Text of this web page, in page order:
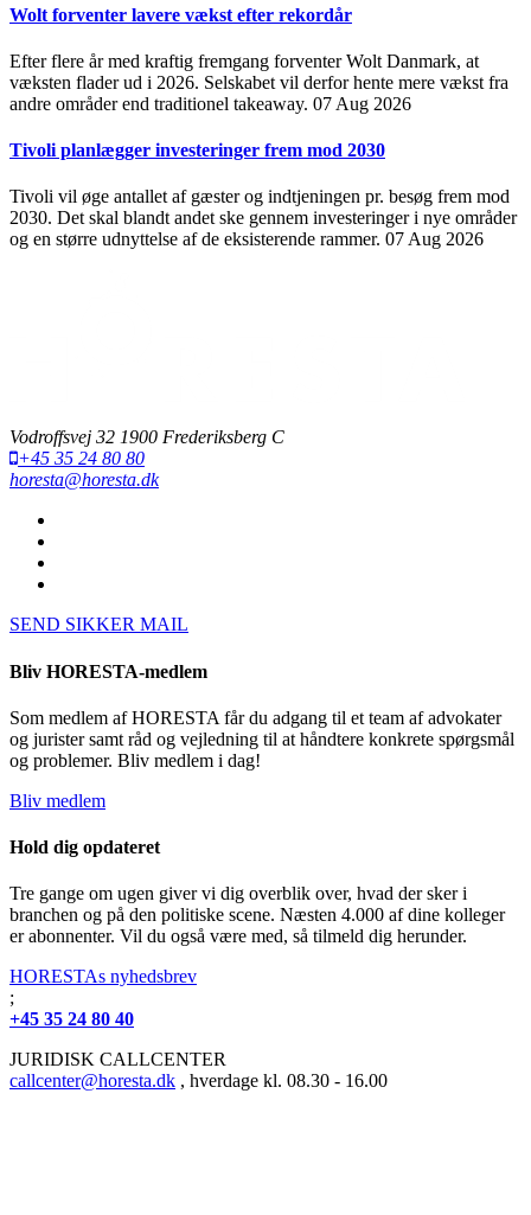
Wolt forventer lavere vækst efter rekordår
Efter flere år med kraftig fremgang forventer Wolt Danmark, at
væksten flader ud i 2026. Selskabet vil derfor hente mere vækst fra
andre områder end traditionel takeaway. 07 Aug 2026
Tivoli planlægger investeringer frem mod 2030
Tivoli vil øge antallet af gæster og indtjeningen pr. besøg frem mod
2030. Det skal blandt andet ske gennem investeringer i nye områder
og en større udnyttelse af de eksisterende rammer. 07 Aug 2026
Vodroffsvej 32 1900 Frederiksberg C
+45 35 24 80 80
horesta@horesta.dk
SEND SIKKER MAIL
Bliv HORESTA-medlem
Som medlem af HORESTA får du adgang til et team af advokater
og jurister samt råd og vejledning til at håndtere konkrete spørgsmål
og problemer. Bliv medlem i dag!
Bliv medlem
Hold dig opdateret
Tre gange om ugen giver vi dig overblik over, hvad der sker i
branchen og på den politiske scene. Næsten 4.000 af dine kolleger
er abonnenter. Vil du også være med, så tilmeld dig herunder.
HORESTAs nyhedsbrev
;
+45 35 24 80 40
JURIDISK CALLCENTER
callcenter@horesta.dk , hverdage kl. 08.30 - 16.00